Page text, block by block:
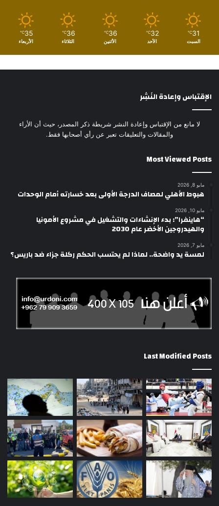
31
℃
السبت
32
℃
الأحد
36
℃
الأثنين
36
℃
الثلاثاء
35
℃
الأربعاء
الإقتباس وإعادة النَشِر
لا مانع من الإقتباس وإعادة النشر شريطة ذكر المصدر، حيث أن الأراء
والمقالات والتعليقات تعبر عن رأي أصحابها فقط.
Most Viewed Posts
مايو 8, 2026
هبوط الأهلي لمصاف الدرجة الأولى بعد خسارته أمام الوحدات
مايو 10, 2026
“هاينفرا”: بدء الإنشاءات والتشغيل في مشروع الأمونيا
والهيدروجين الأخضر عام 2030
مايو 7, 2026
لمسة يد واضحة.. لماذا لم يحتسب الحكم ركلة جزاء ضد باريس؟
Last Modified Posts